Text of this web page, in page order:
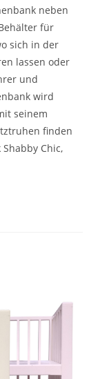
neben
für
sich in der
lassen oder
und
wird
seinem
finden
Chic,